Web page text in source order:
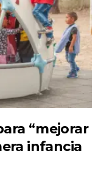
“mejorar
infancia